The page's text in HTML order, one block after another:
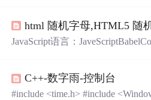
html 随机字母,HTML5 随
JavaScript语言：
= "ABCDEFGHIJKLMNP...
C++-数字雨-控制台
#include <time.h> #include